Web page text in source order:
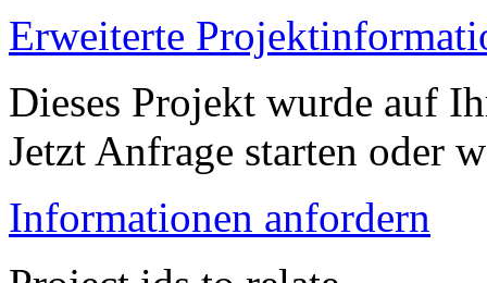
Erweiterte
Dieses Projekt wurde auf
Jetzt Anfrage starten oder
Informationen anfordern